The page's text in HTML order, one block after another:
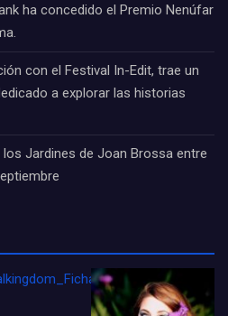
ha concedido el Premio Nenúfar
con el Festival In-Edit, trae un
a explorar las historias
Jardines de Joan Brossa entre